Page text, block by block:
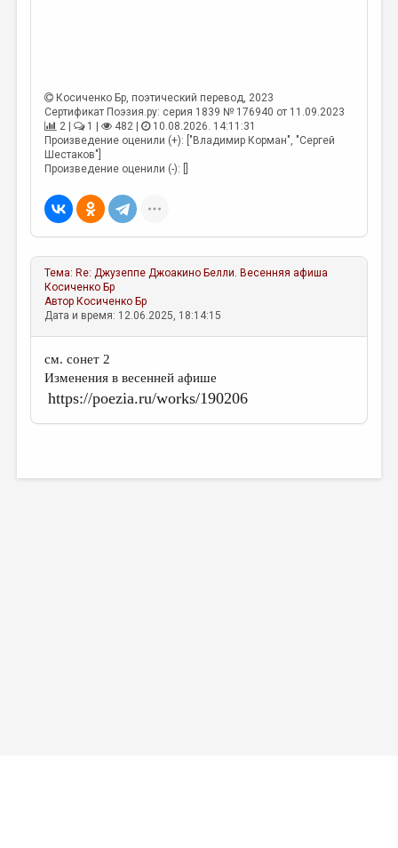
Косиченко Бр , поэтический перевод, 2023
Сертификат Поэзия.ру: серия 1839 № 176940 от 11.09.2023
2 |
1 | 482 |
10.08.2026. 14:11:31
Произведение оценили (+): ["Владимир Корман", "Сергей
Шестаков"]
Произведение оценили (-): []
Тема:Re: Джузеппе Джоакино Белли. Весенняя афиша
Косиченко Бр
АвторКосиченко Бр
Дата и время: 12.06.2025, 18:14:15
см. сонет 2
Изменения в весенней афише
https://poezia.ru/works/190206